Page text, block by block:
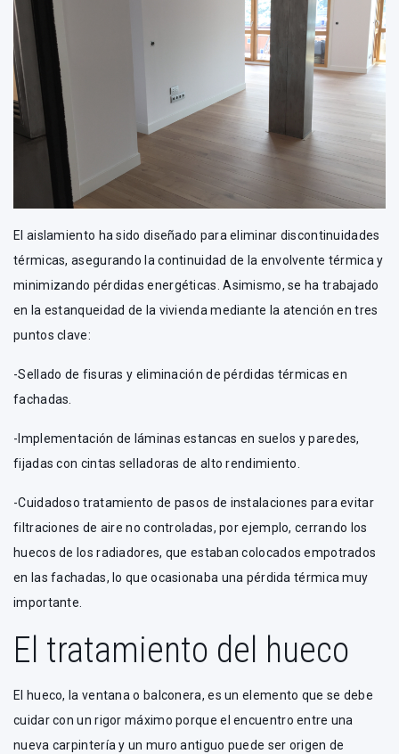
El aislamiento ha sido diseñado para eliminar discontinuidades
térmicas, asegurando la continuidad de la envolvente térmica y
minimizando pérdidas energéticas. Asimismo, se ha trabajado
en la estanqueidad de la vivienda mediante la atención en tres
puntos clave:
-Sellado de fisuras y eliminación de pérdidas térmicas en
fachadas.
-Implementación de láminas estancas en suelos y paredes,
fijadas con cintas selladoras de alto rendimiento.
-Cuidadoso tratamiento de pasos de instalaciones para evitar
filtraciones de aire no controladas, por ejemplo, cerrando los
huecos de los radiadores, que estaban colocados empotrados
en las fachadas, lo que ocasionaba una pérdida térmica muy
importante.
El tratamiento del hueco
El hueco, la ventana o balconera, es un elemento que se debe
cuidar con un rigor máximo porque el encuentro entre una
nueva carpintería y un muro antiguo puede ser origen de